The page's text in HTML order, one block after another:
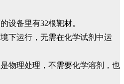
设备里有32根靶材。
下运行，无需在化学试剂中运
物理处理，不需要化学溶剂，也